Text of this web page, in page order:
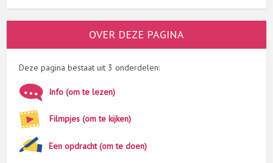
OVER DEZE PAGINA
Deze pagina bestaat uit 3 onderdelen:
Info (om te lezen)
Filmpjes (om te kijken)
Een opdracht (om te doen)